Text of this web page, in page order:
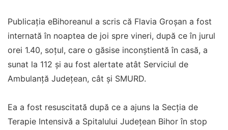
Publicația eBihoreanul a scris că Flavia Groşan a fost
internată în noaptea de joi spre vineri, după ce în jurul
orei 1.40, soţul, care o găsise inconştientă în casă, a
sunat la 112 şi au fost alertate atât Serviciul de
Ambulanţă Judeţean, cât şi SMURD.
Ea a fost resuscitată după ce a ajuns la Secţia de
Terapie Intensivă a Spitalului Judeţean Bihor în stop